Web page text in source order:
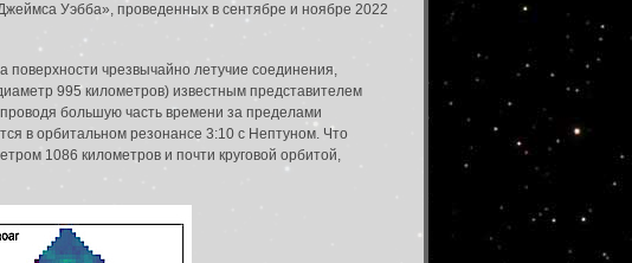
Уэбба», проведенных в сентябре и ноябре 2022
чрезвычайно летучие соединения,
995 километров) известным представителем
большую часть времени за пределами
в орбитальном резонансе 3:10 с Нептуном. Что
1086 километров и почти круговой орбитой,